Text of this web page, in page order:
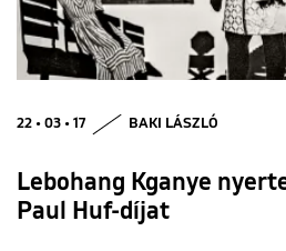
22 • 03 • 17 BAKI LÁSZLÓ
Lebohang Kganye
Paul Huf-díjat